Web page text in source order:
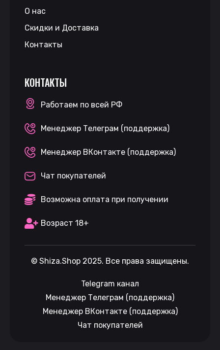
О нас
Скидки и Доставка
Контакты
КОНТАКТЫ
Работаем по всей РФ
Менеджер Телеграм (поддержка)
Менеджер ВКонтакте (поддержка)
Чат покупателей
Возможна оплата при получении
Возраст 18+
© Shiza.Shop 2025. Все права защищены.
Telegram канал
Менеджер Телеграм (поддержка)
Менеджер ВКонтакте (поддержка)
Чат покупателей